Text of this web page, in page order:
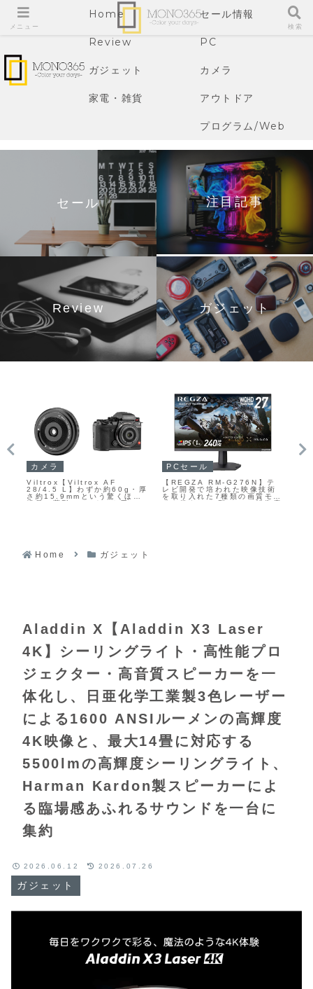
Home セール情報
Review PC
ガジェット カメラ
家電・雑貨 アウトドア
プログラム/Web
セール 注目記事
Review ガジェット
ガジェットセール
【ハイセンス 75E80S】広視
野角・低反射パネルや165Hz
対応ゲームモード Pro、
2.1.2ch・最大60Wの空間サ
を組み合わせた75型4K液晶テ
レビがAmazonにて17%OFF
PCセール
【Anker Prime ドッキング
ステーション (14-in-1,
Triple Display,
DisplayLink)】14種類のポ
Home ガジェット
Aladdin X【Aladdin X3 Laser
4K】シーリングライト・高性能プロ
ジェクター・高音質スピーカーを一
体化し、日亜化学工業製3色レーザー
による1600 ANSIルーメンの高輝度
4K映像と、最大14畳に対応する
5500lmの高輝度シーリングライト、
Harman Kardon製スピーカーによ
る臨場感あふれるサウンドを一台に
集約
ガジェット
2026.06.12 2026.07.26
メニュー 検索